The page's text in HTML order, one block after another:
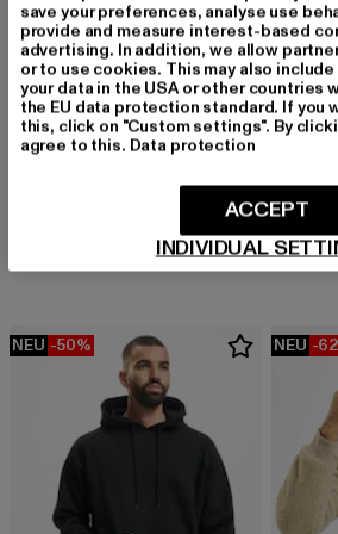
Derzeitiger Preis: ab 30,99 EUR
49,99 EURAktionspreis: 49,99
49,79
NEU -50% NEU -
save your preferences, analyse use
provide and measure interest-based
advertising. In addition, we allow
or to use cookies. This may also
your data in the USA or other countries
the EU data protection standard. If you
this, click on "Custom settings". By
agree to this. Data protection
INDIVIDUAL
ACCEPT